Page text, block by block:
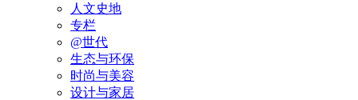
人文史地
专栏
@世代
生态与环保
时尚与美容
设计与家居